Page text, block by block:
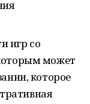
игр со
может
которое